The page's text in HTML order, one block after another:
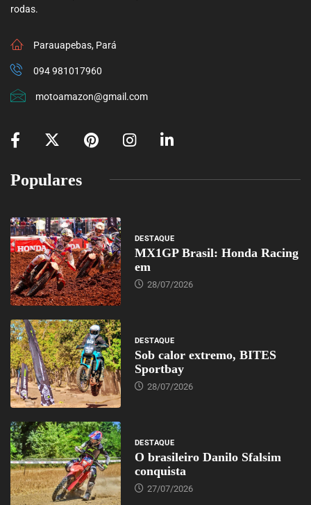
rodas.
Parauapebas, Pará
094 981017960
motoamazon@gmail.com
Populares
DESTAQUE
MX1GP Brasil: Honda Racing
em
28/07/2026
DESTAQUE
Sob calor extremo, BITES
Sportbay
28/07/2026
DESTAQUE
O brasileiro Danilo Sfalsim
conquista
27/07/2026